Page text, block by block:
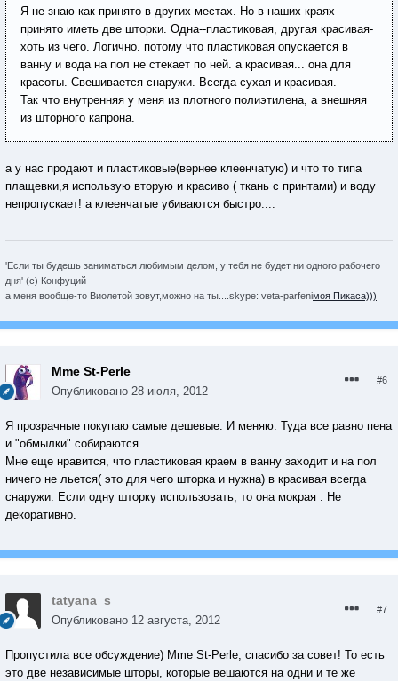
Я не знаю как принято в других местах. Но в наших краях
принято иметь две шторки. Одна--пластиковая, другая красивая-
хоть из чего. Логично. потому что пластиковая опускается в
ванну и вода на пол не стекает по ней. а красивая... она для
красоты. Свешивается снаружи. Всегда сухая и красивая.
Так что внутренняя у меня из плотного полиэтилена, а внешняя
из шторного капрона.
а у нас продают и пластиковые(вернее клеенчатую) и что то типа
плащевки,я использую вторую и красиво ( ткань с принтами) и воду
непропускает! а клеенчатые убиваются быстро....
'Если ты будешь заниматься любимым делом, у тебя не будет ни одного рабочего
дня' (с) Конфуций
а меня вообще-то Виолетой зовут,можно на ты....skype: veta-parfeniмоя Пикаса)))
Mme St-Perle
Опубликовано 28 июля, 2012
#6
Я прозрачные покупаю самые дешевые. И меняю. Туда все равно пена
и "обмылки" собираются.
Мне еще нравится, что пластиковая краем в ванну заходит и на пол
ничего не льется( это для чего шторка и нужна) в красивая всегда
снаружи. Если одну шторку использовать, то она мокрая . Не
декоративно.
tatyana_s
Опубликовано 12 августа, 2012
#7
Пропустила все обсуждение) Mme St-Perle, спасибо за совет! То есть
это две независимые шторы, которые вешаются на одни и те же